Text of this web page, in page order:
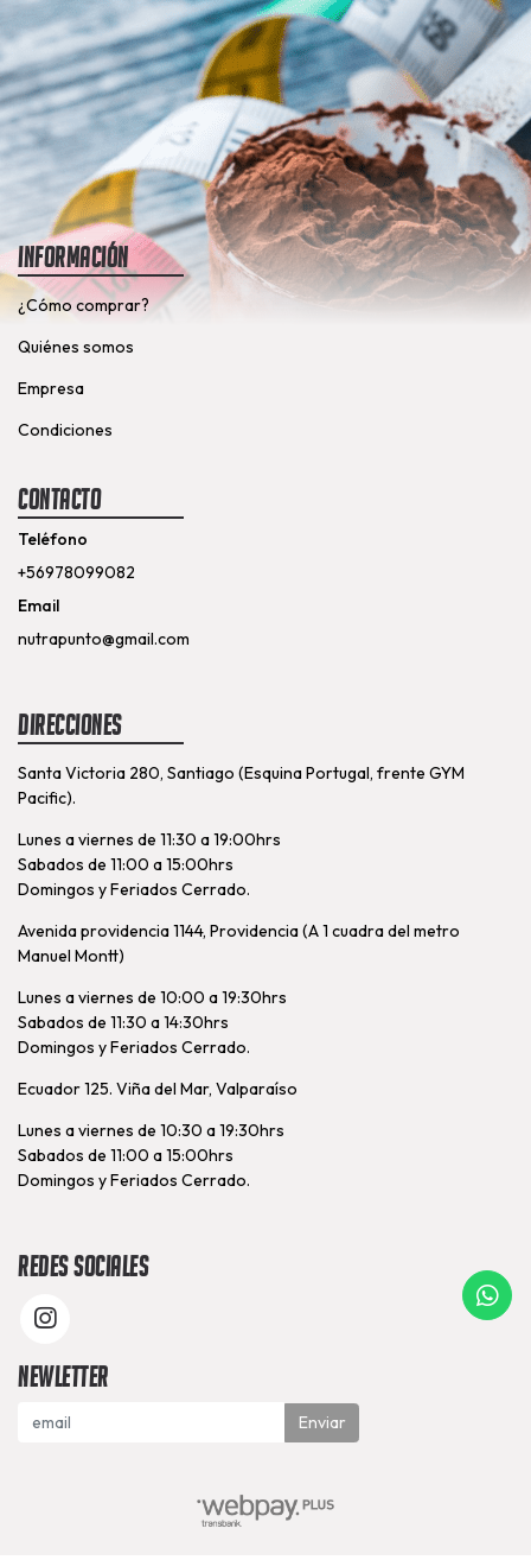
Información
¿Cómo comprar?
Quiénes somos
Empresa
Condiciones
Contacto
Teléfono
+56978099082
Email
nutrapunto@gmail.com
Direcciones
Santa Victoria 280, Santiago (Esquina Portugal, frente GYM
Pacific).
Lunes a viernes de 11:30 a 19:00hrs
Sabados de 11:00 a 15:00hrs
Domingos y Feriados Cerrado.
Avenida providencia 1144, Providencia (A 1 cuadra del metro
Manuel Montt)
Lunes a viernes de 10:00 a 19:30hrs
Sabados de 11:30 a 14:30hrs
Domingos y Feriados Cerrado.
Ecuador 125. Viña del Mar, Valparaíso
Lunes a viernes de 10:30 a 19:30hrs
Sabados de 11:00 a 15:00hrs
Domingos y Feriados Cerrado.
Redes Sociales
Newletter
Enviar